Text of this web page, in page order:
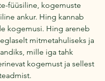
füüsiline, kogemuste
ankur. Hing kannab
kogemusi. Hing areneb
mitmetahuliseks ja
mille iga tahk
kogemust ja sellest